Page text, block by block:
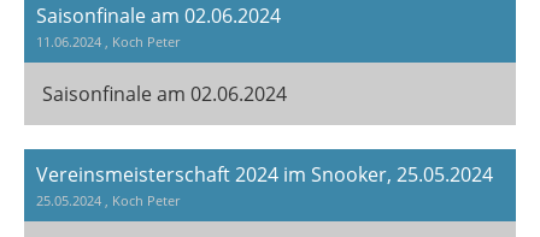
Saisonfinale am 02.06.2024
11.06.2024 , Koch Peter
Saisonfinale am 02.06.2024
Vereinsmeisterschaft 2024 im Snooker, 25.05.2024
25.05.2024 , Koch Peter